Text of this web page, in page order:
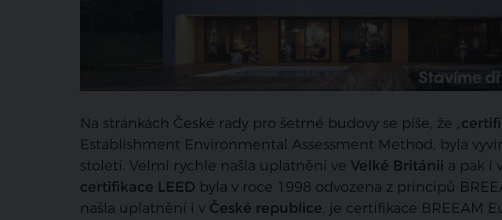
Na stránkách České rady pro šetrné budovy se píše, že „
Establishment Environmental Assessment Method, byla
století. Velmi rychle našla uplatnění ve Velké Británii a pak i
certifikace LEED byla v roce 1998 odvozena z principů
našla uplatnění i v České republice, je certifikace BREEAM